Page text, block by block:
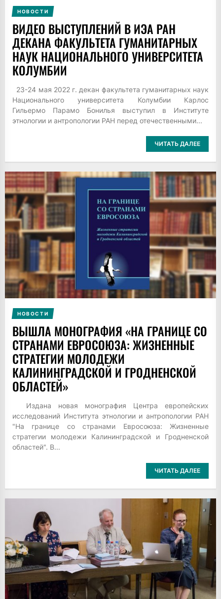
НОВОСТИ
ВИДЕО ВЫСТУПЛЕНИЙ В ИЭА РАН
ДЕКАНА ФАКУЛЬТЕТА ГУМАНИТАРНЫХ
НАУК НАЦИОНАЛЬНОГО УНИВЕРСИТЕТА
КОЛУМБИИ
23-24 мая 2022 г. декан факультета гуманитарных наук
Национального университета Колумбии Карлос
Гильермо Парамо Бонилья выступил в Институте
этнологии и антропологии РАН перед отечественными...
ЧИТАТЬ ДАЛЕЕ
НОВОСТИ
ВЫШЛА МОНОГРАФИЯ «НА ГРАНИЦЕ СО
СТРАНАМИ ЕВРОСОЮЗА: ЖИЗНЕННЫЕ
СТРАТЕГИИ МОЛОДЕЖИ
КАЛИНИНГРАДСКОЙ И ГРОДНЕНСКОЙ
ОБЛАСТЕЙ»
Издана новая монография Центра европейских
исследований Института этнологии и антропологии РАН
"На границе со странами Евросоюза: Жизненные
стратегии молодежи Калининградской и Гродненской
областей". В...
ЧИТАТЬ ДАЛЕЕ